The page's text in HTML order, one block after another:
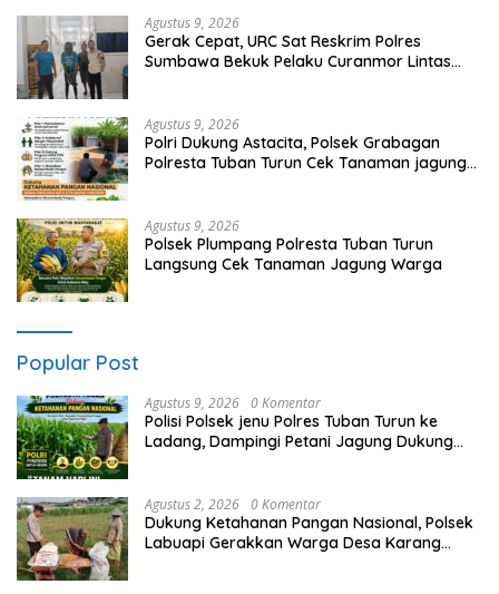
Agustus 9, 2026
Gerak Cepat, URC Sat Reskrim Polres
Sumbawa Bekuk Pelaku Curanmor Lintas
Agustus 9, 2026
Polri Dukung Astacita, Polsek Grabagan
Polresta Tuban Turun Cek Tanaman jagung
Agustus 9, 2026
Polsek Plumpang Polresta Tuban Turun
Langsung Cek Tanaman Jagung Warga
Popular Post
Agustus 9, 2026 0 Komentar
Polisi Polsek jenu Polres Tuban Turun ke
Ladang, Dampingi Petani Jagung Dukung
Agustus 2, 2026 0 Komentar
Dukung Ketahanan Pangan Nasional, Polsek
Labuapi Gerakkan Warga Desa Karang